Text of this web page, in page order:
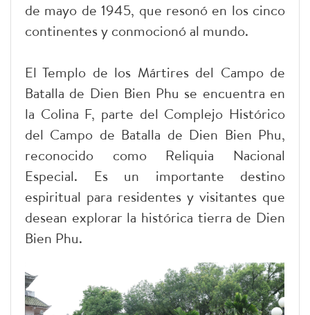
de mayo de 1945, que resonó en los cinco
continentes y conmocionó al mundo.
El Templo de los Mártires del Campo de
Batalla de Dien Bien Phu se encuentra en
la Colina F, parte del Complejo Histórico
del Campo de Batalla de Dien Bien Phu,
reconocido como Reliquia Nacional
Especial. Es un importante destino
espiritual para residentes y visitantes que
desean explorar la histórica tierra de Dien
Bien Phu.